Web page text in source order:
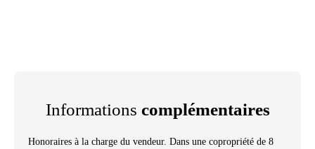
Informations complémentaires
Honoraires à la charge du vendeur. Dans une copropriété de 8